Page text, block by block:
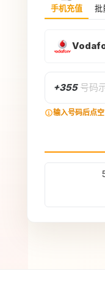
手机充值 批
+355 号码
输入号码后点